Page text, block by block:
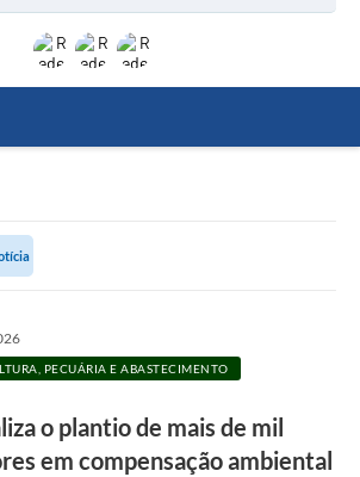
PECUÁRIA E ABASTECIMENTO
o plantio de mais de mil
em compensação ambiental